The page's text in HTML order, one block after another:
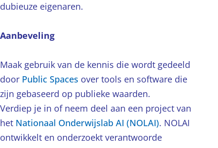
dubieuze eigenaren.
Aanbeveling
Maak gebruik van de kennis die wordt gedeeld
door Public Spaces over tools en software die
zijn gebaseerd op publieke waarden.
Verdiep je in of neem deel aan een project van
het Nationaal Onderwijslab AI (NOLAI). NOLAI
ontwikkelt en onderzoekt verantwoorde